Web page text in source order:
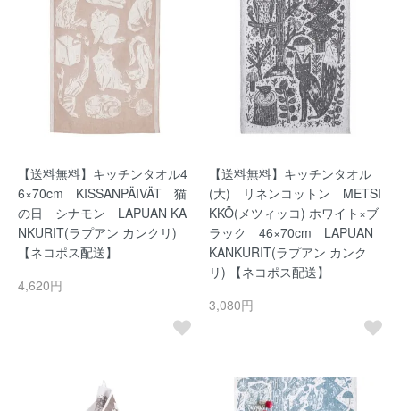
【送料無料】キッチンタオル4
6×70cm KISSANPÄIVÄT 猫
の日 シナモン LAPUAN KA
NKURIT(ラプアン カンクリ)
【ネコポス配送】
4,620円
【送料無料】キッチンタオル
(大) リネンコットン METSI
KKÖ(メツィッコ) ホワイト×ブ
ラック 46×70cm LAPUAN
KANKURIT(ラプアン カンク
リ) 【ネコポス配送】
3,080円